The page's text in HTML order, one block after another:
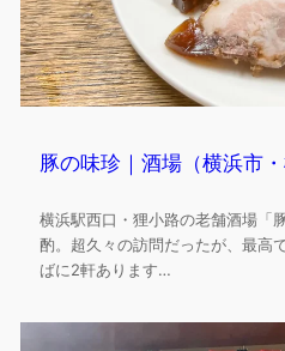
豚の味珍｜酒場（横浜市・
横浜駅西口・狸小路の老舗酒場「
酌。超久々の訪問だったが、最高
ばに2軒あります…